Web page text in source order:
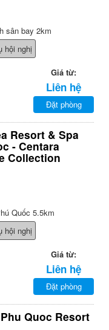
sân bay 2km
hội nghị
Giá từ:
Liên hệ
Đặt phòng
Resort & Spa
- Centara
Collection
Quốc 5.5km
hội nghị
Giá từ:
Liên hệ
Đặt phòng
Quoc Resort